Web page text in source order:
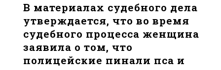
В материалах судебного дела
утверждается, что во время
судебного процесса женщина
заявила о том, что
полицейские пинали пса и